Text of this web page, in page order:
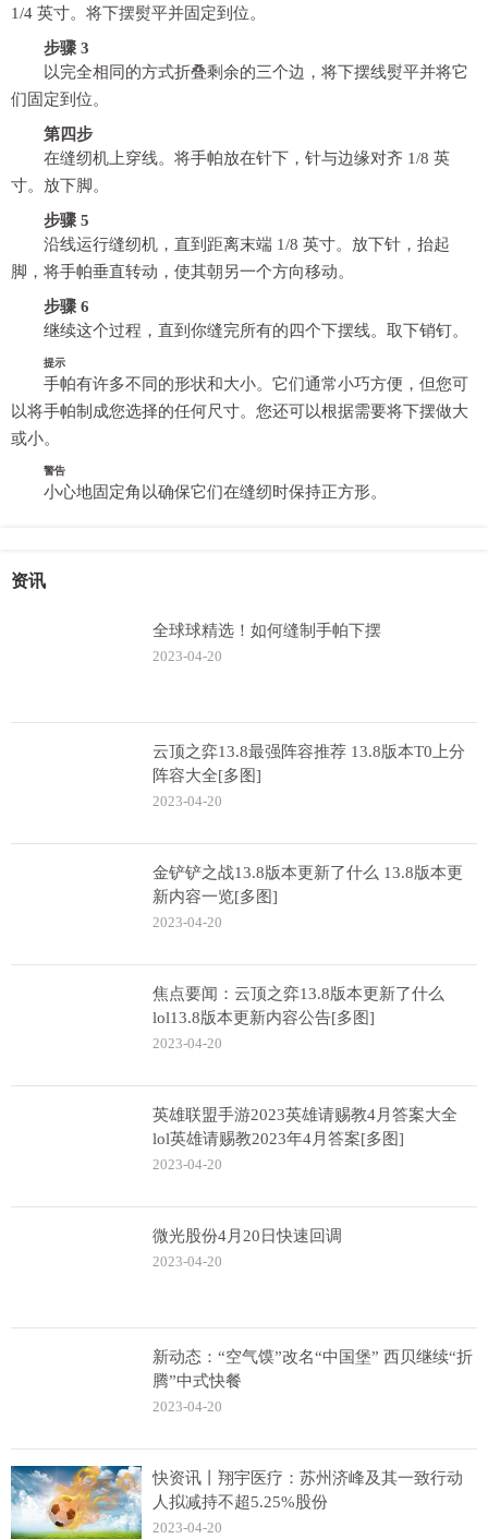
1/4 英寸。将下摆熨平并固定到位。
步骤 3
以完全相同的方式折叠剩余的三个边，将下摆线熨平并将它
们固定到位。
第四步
在缝纫机上穿线。将手帕放在针下，针与边缘对齐 1/8 英
寸。放下脚。
步骤 5
沿线运行缝纫机，直到距离末端 1/8 英寸。放下针，抬起
脚，将手帕垂直转动，使其朝另一个方向移动。
步骤 6
继续这个过程，直到你缝完所有的四个下摆线。取下销钉。
提示
手帕有许多不同的形状和大小。它们通常小巧方便，但您可
以将手帕制成您选择的任何尺寸。您还可以根据需要将下摆做大
或小。
警告
小心地固定角以确保它们在缝纫时保持正方形。
资讯
全球球精选！如何缝制手帕下摆
2023-04-20
云顶之弈13.8最强阵容推荐 13.8版本T0上分
阵容大全[多图]
2023-04-20
金铲铲之战13.8版本更新了什么 13.8版本更
新内容一览[多图]
2023-04-20
焦点要闻：云顶之弈13.8版本更新了什么
lol13.8版本更新内容公告[多图]
2023-04-20
英雄联盟手游2023英雄请赐教4月答案大全
lol英雄请赐教2023年4月答案[多图]
2023-04-20
微光股份4月20日快速回调
2023-04-20
新动态：“空气馍”改名“中国堡” 西贝继续“折
腾”中式快餐
2023-04-20
快资讯丨翔宇医疗：苏州济峰及其一致行动
人拟减持不超5.25%股份
2023-04-20